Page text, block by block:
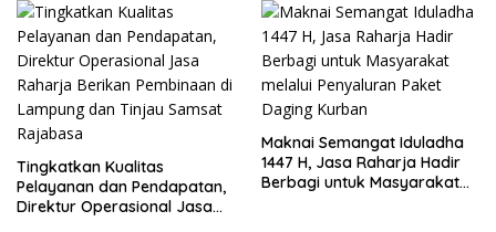
Tingkatkan Kualitas
Pelayanan dan Pendapatan,
Direktur Operasional Jasa
Maknai Semangat Iduladha
1447 H, Jasa Raharja Hadir
Berbagi untuk Masyarakat